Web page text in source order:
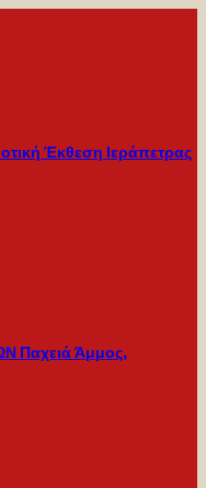
Έκθεση Ιεράπετρας
Παχειά Άμμος,